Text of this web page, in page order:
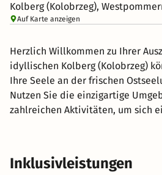
Kolberg (Kolobrzeg),
Auf Karte anzeigen
Herzlich Willkommen zu Ihrer
idyllischen Kolberg (Kolobrzeg)
Ihre Seele an der frischen
Nutzen Sie die einzigartige
zahlreichen Aktivitäten, um sich
Tag mit Ihrem Partner oder der
Entspannung sind, ist der
für Sie. Genuss wird hier groß
Inklusivleistungen